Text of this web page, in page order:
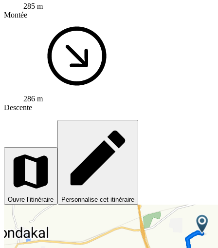
285 m
Montée
286 m
Descente
Ouvre l’itinéraire Personnalise cet itinéraire